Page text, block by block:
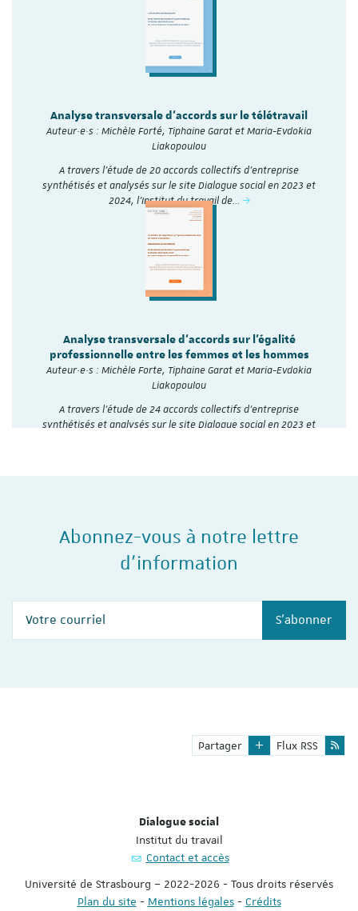
Analyse transversale d'accords sur le télétravail
Auteur·e·s : Michèle Forté, Tiphaine Garat et Maria-Evdokia
Liakopoulou
A travers l’étude de 20 accords collectifs d’entreprise
synthétisés et analysés sur le site Dialogue social en 2023 et
2024, l'Institut du travail de…
Analyse transversale d'accords sur l'égalité
professionnelle entre les femmes et les hommes
Auteur·e·s : Michèle Forte, Tiphaine Garat et Maria-Evdokia
Liakopoulou
A travers l’étude de 24 accords collectifs d’entreprise
synthétisés et analysés sur le site Dialogue social en 2023 et
Abonnez-vous à notre lettre
d'information
S'abonner
Partager Flux RSS
Dialogue social
Institut du travail
Contact et accès
Université de Strasbourg – 2022-2026 - Tous droits réservés
Plan du site - Mentions légales- Crédits